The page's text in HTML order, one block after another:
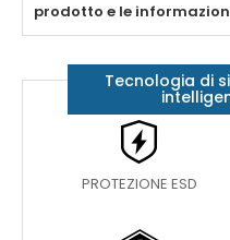
prodotto e le
Tecnologia di
PROTEZIONE ESD